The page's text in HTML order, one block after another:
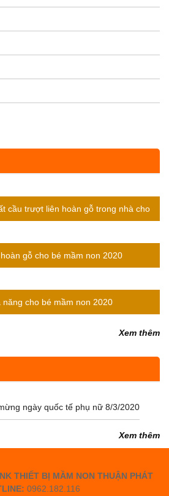
cầu trượt liên hoàn gỗ trong nhà cho
gỗ cho bé mầm non 2020
cho bé mầm non 2020
Xem thêm
ngày quốc tế phụ nữ 8/3/2020
Xem thêm
THIẾT BỊ MẦM NON THUẬN PHÁT
0962.182.116